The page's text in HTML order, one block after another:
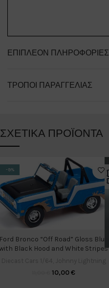
ΕΠΙΠΛΈΟΝ ΠΛΗΡΟΦΟΡΊΕΣ
ΤΡΌΠΟΙ ΠΑΡΑΓΓΕΛΊΑΣ
ΣΧΕΤΙΚΆ ΠΡΟΪΌΝΤΑ
-9%
Bronco “Off Road” Gloss Blue
Black Hood and White Stripes
10,00€